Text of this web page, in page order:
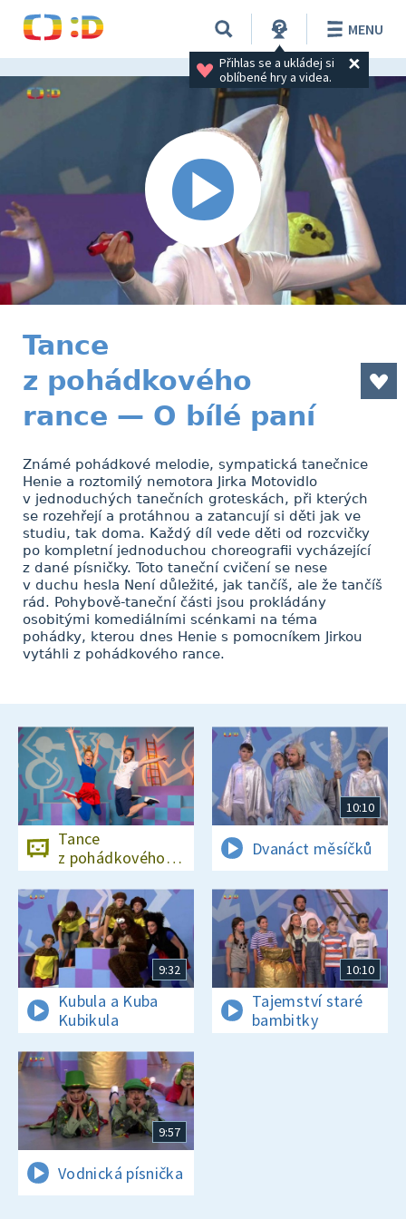
Přihlas se a ukládej si
oblíbené hry a videa.
MENU
Tance
z pohádkového
rance — O bílé paní
Známé pohádkové melodie, sympatická tanečnice
Henie a roztomilý nemotora Jirka Motovidlo
v jednoduchých tanečních groteskách, při kterých
se rozehřejí a protáhnou a zatancují si děti jak ve
studiu, tak doma. Každý díl vede děti od rozcvičky
po kompletní jednoduchou choreografii vycházející
z dané písničky. Toto taneční cvičení se nese
v duchu hesla Není důležité, jak tančíš, ale že tančíš
rád. Pohybově-taneční části jsou prokládány
osobitými komediálními scénkami na téma
pohádky, kterou dnes Henie s pomocníkem Jirkou
vytáhli z pohádkového rance.
Tance
z pohádkového
rance
10:10
Dvanáct měsíčků
9:32
Kubula a Kuba
Kubikula
10:10
Tajemství staré
bambitky
9:57
Vodnická písnička